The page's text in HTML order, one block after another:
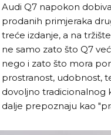
Audi Q7 napokon
prodanih primjeraka
treće izdanje, a na
ne samo zato što Q7
nego i zato što mora
prostranost, udobnost,
dovoljno tradicionalnog
dalje prepoznaju kao